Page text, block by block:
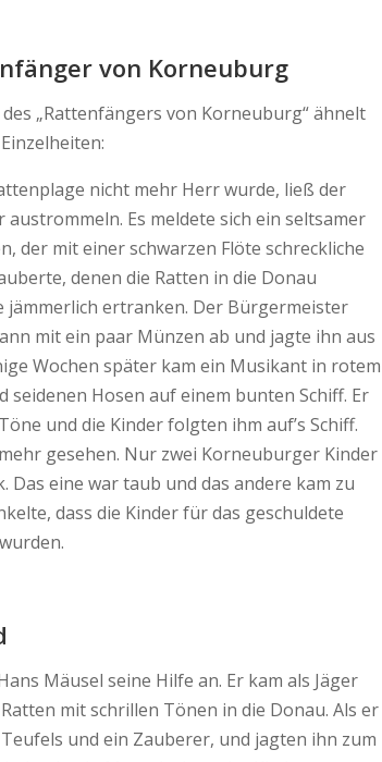
von Korneuburg
„Rattenfängers von Korneuburg“ ähnelt
nicht mehr Herr wurde, ließ der
Es meldete sich ein seltsamer
der mit einer schwarzen Flöte schreckliche
denen die Ratten in die Donau
jämmerlich ertranken. Der Bürgermeister
mit ein paar Münzen ab und jagte ihn aus
Wochen später kam ein Musikant in rotem
seidenen Hosen auf einem bunten Schiff. Er
und die Kinder folgten ihm auf’s Schiff.
gesehen. Nur zwei Korneuburger Kinder
Das eine war taub und das andere kam zu
dass die Kinder für das geschuldete
Mäusel seine Hilfe an. Er kam als Jäger
mit schrillen Tönen in die Donau. Als er
und ein Zauberer, und jagten ihn zum